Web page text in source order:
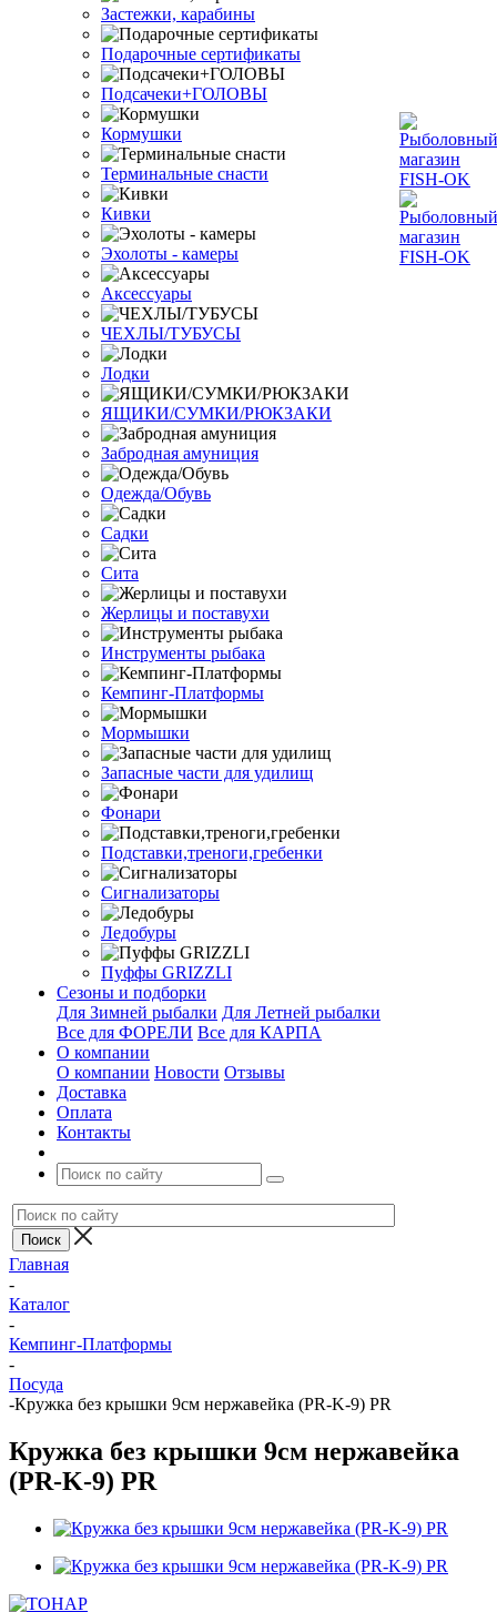
Застежки, карабины
Подарочные сертификаты
Подсачеки+ГОЛОВЫ
Кормушки
Терминальные снасти
Кивки
Эхолоты - камеры
Аксессуары
ЧЕХЛЫ/ТУБУСЫ
Лодки
ЯЩИКИ/СУМКИ/РЮКЗАКИ
Забродная амуниция
Одежда/Обувь
Садки
Сита
Жерлицы и поставухи
Инструменты рыбака
Кемпинг-Платформы
Мормышки
Запасные части для удилищ
Фонари
Подставки,треноги,гребенки
Сигнализаторы
Ледобуры
Пуффы GRIZZLI
Сезоны и подборки
Для Зимней рыбалки Для Летней рыбалки
Все для ФОРЕЛИ Все для КАРПА
О компании
О компании Новости Отзывы
Доставка
Оплата
Контакты
Главная
-
Каталог
-
Кемпинг-Платформы
-
Посуда
-Кружка без крышки 9см нержавейка (PR-K-9) PR
Кружка без крышки 9см нержавейка
(PR-K-9) PR